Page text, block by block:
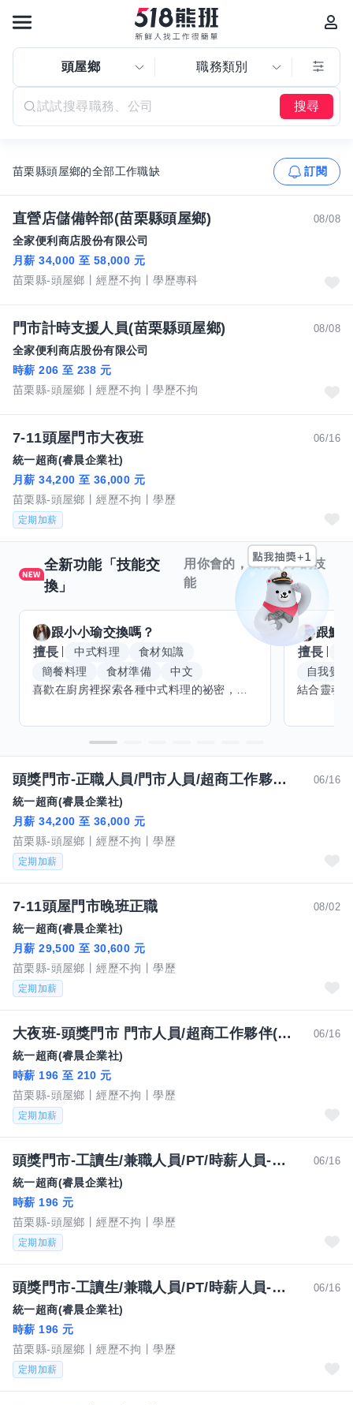
頭屋鄉 職務類別
搜尋
苗栗縣頭屋鄉的全部工作職缺 訂閱
08/08
直營店儲備幹部(苗栗縣頭屋鄉)
全家便利商店股份有限公司
月薪 34,000 至 58,000 元
苗栗縣-頭屋鄉
經歷不拘 學歷專科
08/08
門市計時支援人員(苗栗縣頭屋鄉)
全家便利商店股份有限公司
時薪 206 至 238 元
苗栗縣-頭屋鄉
經歷不拘 學歷不拘
06/16
7-11頭屋門市大夜班
統一超商(睿晨企業社)
月薪 34,200 至 36,000 元
苗栗縣-頭屋鄉
經歷不拘 學歷
定期加薪
全新功能「技能交
換」
用你會的，換你想學的技
能
跟小小瑜交換嗎？
擅長
中式料理
食材知識
簡餐料理
食材準備
中文
跟魟
擅長
自我覺察
06/16
頭獎門市-正職人員/門市人員/超商工作夥伴-歡迎來電 091180359
統一超商(睿晨企業社)
月薪 34,200 至 36,000 元
苗栗縣-頭屋鄉
經歷不拘 學歷
定期加薪
08/02
7-11頭屋門市晚班正職
統一超商(睿晨企業社)
月薪 29,500 至 30,600 元
苗栗縣-頭屋鄉
經歷不拘 學歷
定期加薪
06/16
大夜班-頭獎門市 門市人員/超商工作夥伴(工讀生/兼職人員/PT/時薪人員)歡迎來電 0911803597 預約面試
統一超商(睿晨企業社)
時薪 196 至 210 元
苗栗縣-頭屋鄉
經歷不拘 學歷
定期加薪
06/16
頭獎門市-工讀生/兼職人員/PT/時薪人員-歡迎來電 0911803597
統一超商(睿晨企業社)
時薪 196 元
苗栗縣-頭屋鄉
經歷不拘 學歷
定期加薪
06/16
頭獎門市-工讀生/兼職人員/PT/時薪人員-歡迎來電
統一超商(睿晨企業社)
時薪 196 元
苗栗縣-頭屋鄉
經歷不拘 學歷
定期加薪